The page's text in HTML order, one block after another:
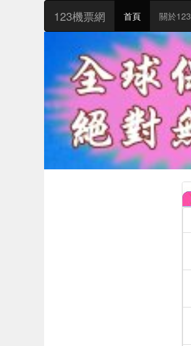
123機票網 首頁 關於123